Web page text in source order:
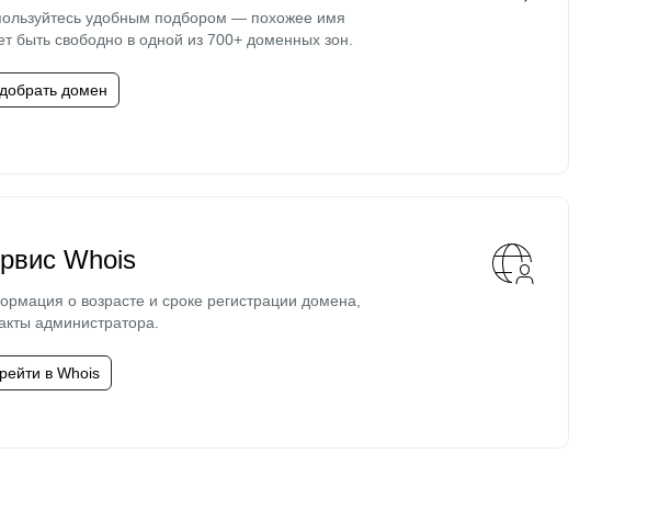
удобным подбором — похожее имя
быть свободно в одной из 700+ доменных зон.
домен
Whois
о возрасте и сроке регистрации домена,
администратора.
в Whois